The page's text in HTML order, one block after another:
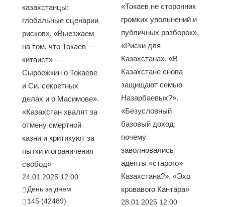
казахстанцы:
глобальные сценарии
рисков». «Выезжаем
на том, что Токаев —
китаист» —
Сыроежкин о Токаеве
и Си, секретных
делах и о Масимове».
«Казахстан хвалят за
отмену смертной
казни и критикуют за
пытки и ограничения
свобод»
24.01.2025 12:00
День за днем
145 (42489)
«Токаев не сторонник
громких увольнений и
публичных разборок».
«Риски для
Казахстана». «В
Казахстане снова
защищают семью
Назарбаевых?».
«Безусловный
базовый доход:
почему
заволновались
адепты «старого»
Казахстана?». «Эхо
кровавого Кантара»
28.01.2025 12:00